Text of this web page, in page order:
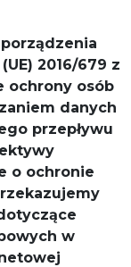
2016/679 z
ochrony osób
danych
przepływu
o ochronie
w